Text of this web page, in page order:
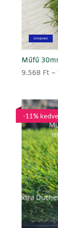
STANDARD
Műfű
9.568 Ft –
-11%